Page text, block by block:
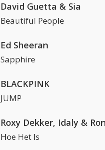
David Guetta & Sia
Beautiful People
Ed Sheeran
Sapphire
BLACKPINK
JUMP
Roxy Dekker, Idaly &
Hoe Het Is